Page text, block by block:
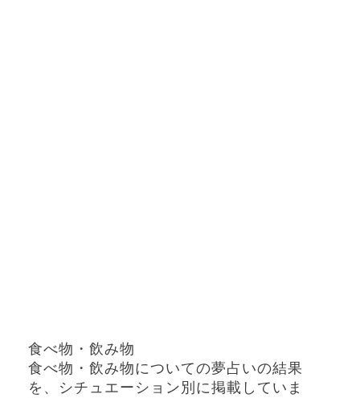
食べ物・飲み物
食べ物・飲み物についての夢占いの結果
を、シチュエーション別に掲載していま